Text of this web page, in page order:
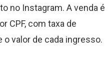
no Instagram. A venda é
CPF, com taxa de
o valor de cada ingresso.